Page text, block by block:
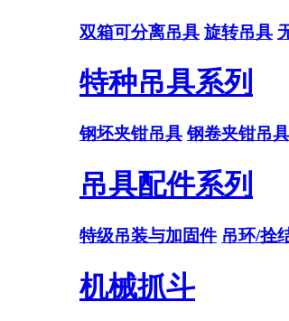
双箱可分离吊具 旋转吊具
特种吊具系列
钢坯夹钳吊具 钢卷夹钳吊具
吊具配件系列
特级吊装与加固件 吊环/拴
机械抓斗